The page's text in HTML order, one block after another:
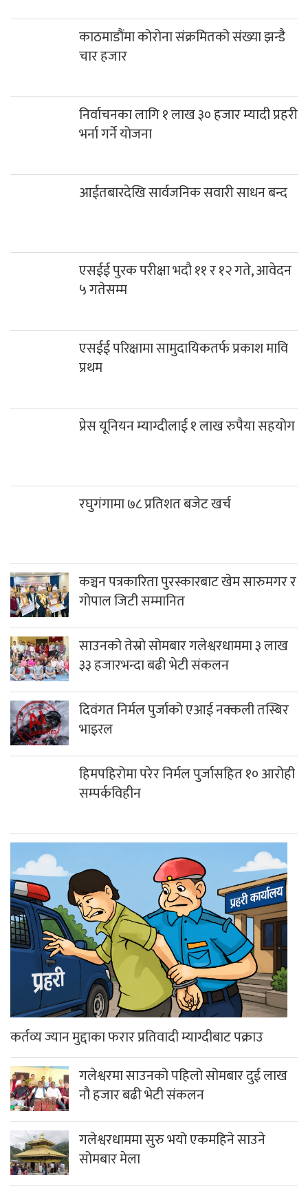
काठमाडौंमा कोरोना संक्रमितको संख्या झन्डै
चार हजार
निर्वाचनका लागि १ लाख ३० हजार म्यादी प्रहरी
भर्ना गर्ने योजना
आईतबारदेखि सार्वजनिक सवारी साधन बन्द
एसईई पुरक परीक्षा भदौ ११ र १२ गते, आवेदन
५ गतेसम्म
एसईई परिक्षामा सामुदायिकतर्फ प्रकाश मावि
प्रथम
प्रेस यूनियन म्याग्दीलाई १ लाख रुपैया सहयोग
रघुगंगामा ७८ प्रतिशत बजेट खर्च
कञ्चन पत्रकारिता पुरस्कारबाट खेम सारुमगर र
गोपाल जिटी सम्मानित
साउनको तेस्रो सोमबार गलेश्वरधाममा ३ लाख
३३ हजारभन्दा बढी भेटी संकलन
दिवंगत निर्मल पुर्जाको एआई नक्कली तस्बिर
भाइरल
हिमपहिरोमा परेर निर्मल पुर्जासहित १० आरोही
सम्पर्कविहीन
कर्तव्य ज्यान मुद्दाका फरार प्रतिवादी म्याग्दीबाट पक्राउ
गलेश्वरमा साउनको पहिलो सोमबार दुई लाख
नौ हजार बढी भेटी संकलन
गलेश्वरधाममा सुरु भयो एकमहिने साउने
सोमबार मेला